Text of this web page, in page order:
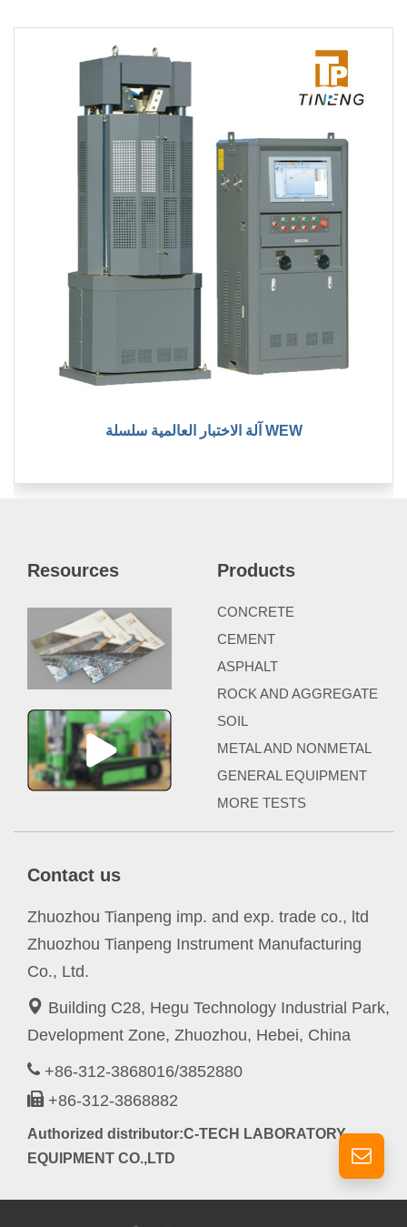
آلة الاختبار العالمية سلسلة WEW
Resources Products
CONCRETE
CEMENT
ASPHALT
ROCK AND AGGREGATE
SOIL
METAL AND NONMETAL
GENERAL EQUIPMENT
MORE TESTS
Contact us
Zhuozhou Tianpeng imp. and exp. trade co., ltd
Zhuozhou Tianpeng Instrument Manufacturing
Co., Ltd.
Building C28, Hegu Technology Industrial Park,
Development Zone, Zhuozhou, Hebei, China
+86-312-3868016/3852880
+86-312-3868882
Authorized distributor:C-TECH LABORATORY
EQUIPMENT CO.,LTD